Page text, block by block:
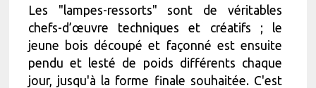
Les "lampes-ressorts" sont de véritables
chefs-d’œuvre techniques et créatifs ; le
jeune bois découpé et façonné est ensuite
pendu et lesté de poids différents chaque
jour, jusqu'à la forme finale souhaitée. C'est